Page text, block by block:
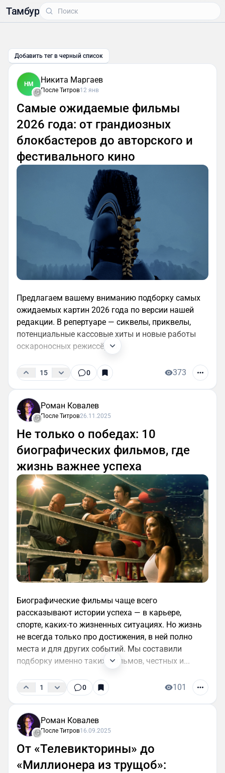
Тамбур
Добавить тег в черный список
НМ Никита Маргаев
После Титров12 янв
Самые ожидаемые фильмы
2026 года: от грандиозных
блокбастеров до авторского и
фестивального кино
Предлагаем вашему вниманию подборку самых
ожидаемых картин 2026 года по версии нашей
редакции. В репертуаре — сиквелы, приквелы,
потенциальные кассовые хиты и новые работы
оскароносных режиссёров.
15 0 373
Роман Ковалев
После Титров26.11.2025
Не только о победах: 10
биографических фильмов, где
жизнь важнее успеха
Биографические фильмы чаще всего
рассказывают истории успеха — в карьере,
спорте, каких-то жизненных ситуациях. Но жизнь
не всегда только про достижения, в ней полно
места и для других событий. Мы составили
подборку именно таких фильмов, честных и...
1 0 101
Роман Ковалев
После Титров16.09.2025
От «Телевикторины» до
«Миллионера из трущоб»: